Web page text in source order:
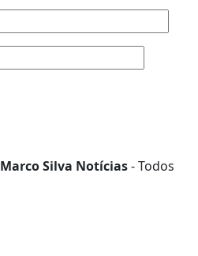
Marco Silva Notícias- Todos